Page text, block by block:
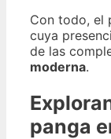
Con todo, el
cuya
de las
moderna.
panga